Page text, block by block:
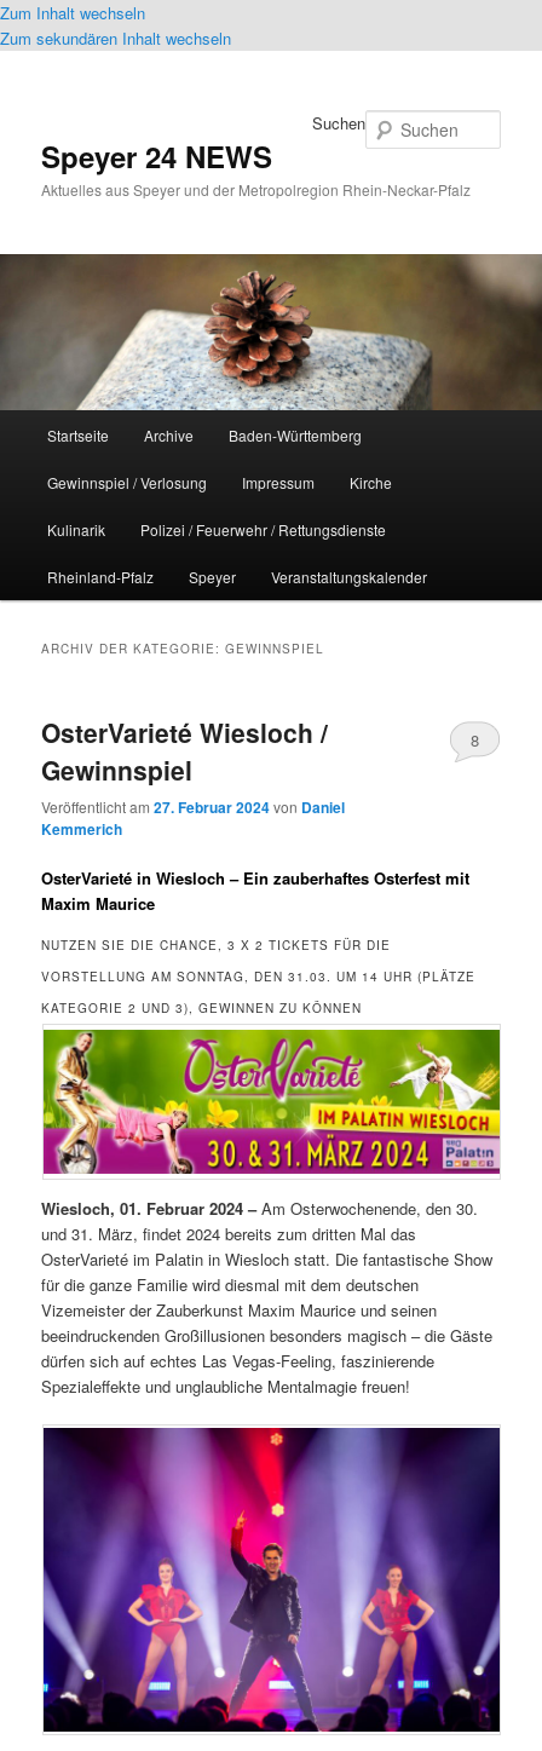
Zum Inhalt wechseln
Zum sekundären Inhalt wechseln
Speyer 24 NEWS
Aktuelles aus Speyer und der Metropolregion Rhein-Neckar-Pfalz
Suchen
Startseite Archive Baden-Württemberg
Gewinnspiel / Verlosung Impressum Kirche
Kulinarik Polizei / Feuerwehr / Rettungsdienste
Rheinland-Pfalz Speyer Veranstaltungskalender
ARCHIV DER KATEGORIE:GEWINNSPIEL
OsterVarieté Wiesloch /
Gewinnspiel
Veröffentlicht am27. Februar 2024von Daniel
Kemmerich
8
OsterVarieté in Wiesloch – Ein zauberhaftes Osterfest mit
Maxim Maurice
NUTZEN SIE DIE CHANCE, 3 X 2 TICKETS FÜR DIE
VORSTELLUNG AM SONNTAG, DEN 31.03. UM 14 UHR (PLÄTZE
KATEGORIE 2 UND 3), GEWINNEN ZU KÖNNEN
Wiesloch, 01. Februar 2024 –Am Osterwochenende, den 30.
und 31. März, findet 2024 bereits zum dritten Mal das
OsterVarieté im Palatin in Wiesloch statt. Die fantastische Show
für die ganze Familie wird diesmal mit dem deutschen
Vizemeister der Zauberkunst Maxim Maurice und seinen
beeindruckenden Großillusionen besonders magisch – die Gäste
dürfen sich auf echtes Las Vegas-Feeling, faszinierende
Spezialeffekte und unglaubliche Mentalmagie freuen!